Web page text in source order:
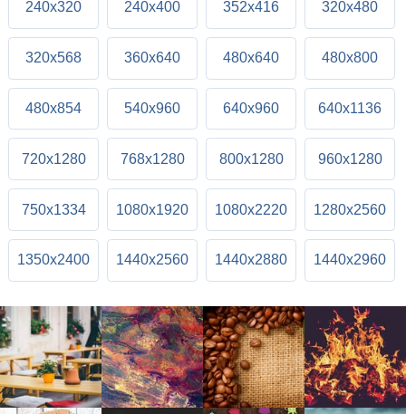
240x320 240x400 352x416 320x480
320x568 360x640 480x640 480x800
480x854 540x960 640x960 640x1136
720x1280 768x1280 800x1280 960x1280
750x1334 1080x1920 1080x2220 1280x2560
1350x2400 1440x2560 1440x2880 1440x2960